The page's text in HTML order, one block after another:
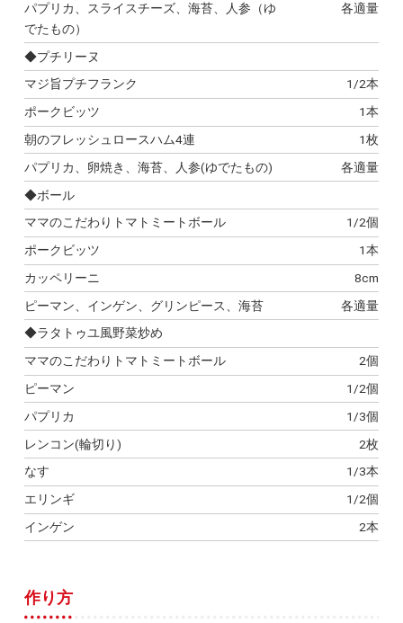
パプリカ、スライスチーズ、海苔、人参（ゆ
でたもの）
各適量
◆プチリーヌ
マジ旨プチフランク
1/2本
ポークビッツ
1本
朝のフレッシュロースハム4連
1枚
パプリカ、卵焼き、海苔、人参(ゆでたもの)
各適量
◆ボール
ママのこだわりトマトミートボール
1/2個
ポークビッツ
1本
カッペリーニ
8cm
ピーマン、インゲン、グリンピース、海苔
各適量
◆ラタトゥユ風野菜炒め
ママのこだわりトマトミートボール
2個
ピーマン
1/2個
パプリカ
1/3個
レンコン(輪切り)
2枚
なす
1/3本
エリンギ
1/2個
インゲン
2本
作り方